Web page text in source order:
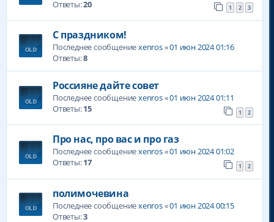
Ответы:20 1 2 3
С праздником!
Последнее сообщениеxenros«01 июн 2024 01:16
Ответы:8
Россияне дайте совет
Последнее сообщениеxenros«01 июн 2024 01:11
Ответы:15 1 2
Про нас, про вас и про газ
Последнее сообщениеxenros«01 июн 2024 01:02
Ответы:17 1 2
полимочевина
Последнее сообщениеxenros«01 июн 2024 00:15
Ответы:3